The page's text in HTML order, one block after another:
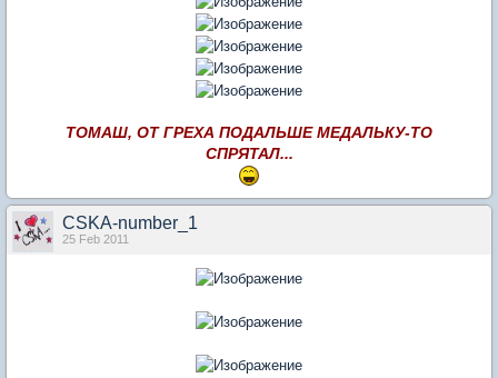
ТОМАШ, ОТ ГРЕХА ПОДАЛЬШЕ МЕДАЛЬКУ-ТО
СПРЯТАЛ...
CSKA-number_1
25 Feb 2011